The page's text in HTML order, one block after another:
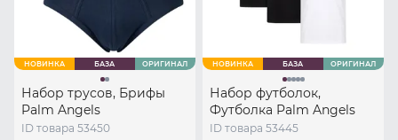
НОВИНКА БАЗА ОРИГИНАЛ
Набор трусов, Брифы
Palm Angels
ID товара 53450
НОВИНКА БАЗА ОРИГИНАЛ
Набор футболок,
Футболка Palm Angels
ID товара 53445